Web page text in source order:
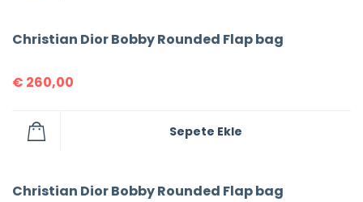
Christian Dior Bobby Rounded Flap bag
€ 260,00
Sepete Ekle
Christian Dior Bobby Rounded Flap bag